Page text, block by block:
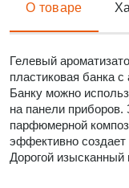
О товаре
Гелевый
пластиковая банка
Банку можно
на панели приборов.
парфюмерной
эффективно
Дорогой